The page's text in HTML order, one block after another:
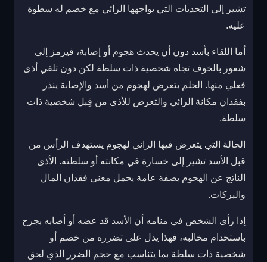
تشير إلى التحديات التي يواجهها الرائي مع خصم له سطوة
عليه.
أما اللقاء بأسد دون أن يحدث هجوم أو إصابة، فيرمز إلى
شعور بالخوف تجاه شخصية ذات سلطة لكن دون تلقي أذى
فعلي منها. الحلم بتعرض لهجوم من أسد والإصابة ينذر
بفقدان مكانة الرائي والتعرض للأذى من قِبل شخصية ذات
سلطة.
الحالة التي يتعرض فيها الرائي لهجوم يستهدف الرأس من
قبل الأسد تشير إلى خسارة في مكانته أو سلطته. الأذى
الناتج عن الهجوم بصفة عامة يحمل معنى فقدان المال
والبركات.
إذا رأى الشخص في منامه أن الأسد قد عضه أو أصابه بجرح
باستخدام مخالبه، فهذا يدل على تضرره من خصم أو
شخصية ذات سلطة بما يتناسب مع حجم الضرر الذي لحق